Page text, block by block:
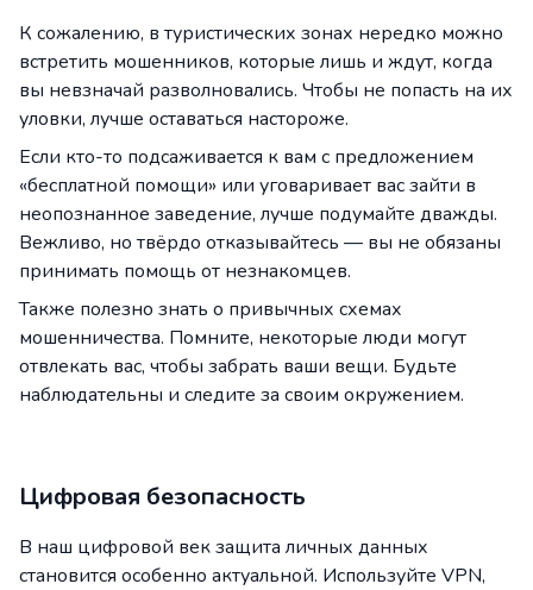
К сожалению, в туристических зонах нередко можно
встретить мошенников, которые лишь и ждут, когда
вы невзначай разволновались. Чтобы не попасть на их
уловки, лучше оставаться настороже.
Если кто-то подсаживается к вам с предложением
«бесплатной помощи» или уговаривает вас зайти в
неопознанное заведение, лучше подумайте дважды.
Вежливо, но твёрдо отказывайтесь — вы не обязаны
принимать помощь от незнакомцев.
Также полезно знать о привычных схемах
мошенничества. Помните, некоторые люди могут
отвлекать вас, чтобы забрать ваши вещи. Будьте
наблюдательны и следите за своим окружением.
Цифровая безопасность
В наш цифровой век защита личных данных
становится особенно актуальной. Используйте VPN,